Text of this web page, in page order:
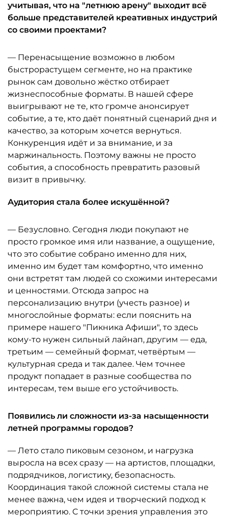
учитывая, что на "летнюю арену" выходит всё
больше представителей креативных индустрий
со своими проектами?
— Перенасыщение возможно в любом
быстрорастущем сегменте, но на практике
рынок сам довольно жёстко отбирает
жизнеспособные форматы. В нашей сфере
выигрывают не те, кто громче анонсирует
событие, а те, кто даёт понятный сценарий дня и
качество, за которым хочется вернуться.
Конкуренция идёт и за внимание, и за
маржинальность. Поэтому важны не просто
события, а способность превратить разовый
визит в привычку.
Аудитория стала более искушённой?
— Безусловно. Сегодня люди покупают не
просто громкое имя или название, а ощущение,
что это событие собрано именно для них,
именно им будет там комфортно, что именно
они встретят там людей со схожими интересами
и ценностями. Отсюда запрос на
персонализацию внутри (учесть разное) и
многослойные форматы: если пояснить на
примере нашего "Пикника Афиши", то здесь
кому-то нужен сильный лайнап, другим — еда,
третьим — семейный формат, четвёртым —
культурная среда и так далее. Чем точнее
продукт попадает в разные сообщества по
интересам, тем выше его устойчивость.
Появились ли сложности из-за насыщенности
летней программы городов?
— Лето стало пиковым сезоном, и нагрузка
выросла на всех сразу — на артистов, площадки,
подрядчиков, логистику, безопасность.
Координация такой сложной системы стала не
менее важна, чем идея и творческий подход к
мероприятию. С точки зрения управления это